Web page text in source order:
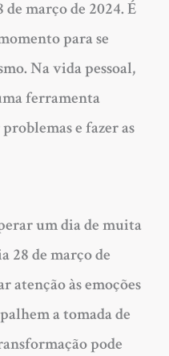
março de 2024. É
para se
Na vida pessoal,
ferramenta
e fazer as
um dia de muita
28 de março de
atenção às emoções
a tomada de
pode